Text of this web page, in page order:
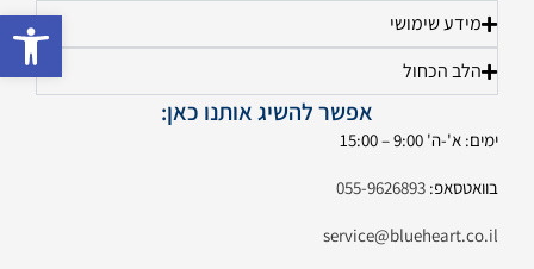
מידע שימושי
הלב הכחול
אפשר להשיג אותנו כאן:
ימים: א'-ה' 9:00 – 15:00
בוואטסאפ: 055-9626893
service@blueheart.co.il